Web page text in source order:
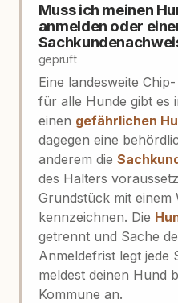
Muss ich meinen
anmelden oder
geprüft
Eine landesweite
für alle Hunde gibt es
einen gefährlichen
dagegen eine
anderem die
des Halters
Grundstück mit einem
kennzeichnen. Die
getrennt und Sache
Anmeldefrist legt jede
meldest deinen Hund
Kommune an.